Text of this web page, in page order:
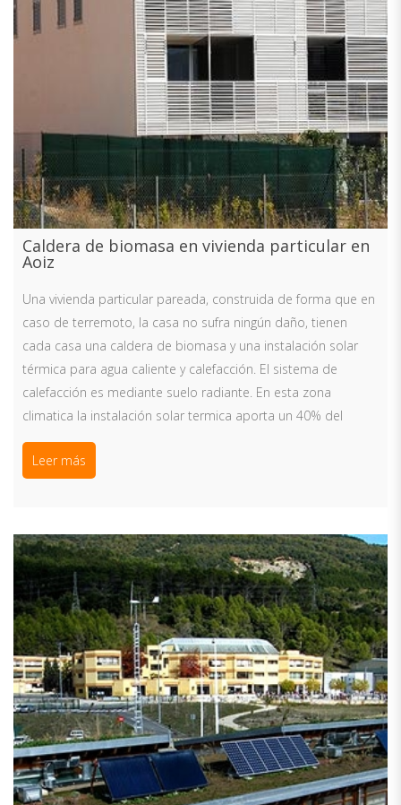
Caldera de biomasa en vivienda particular en
Aoiz
Una vivienda particular pareada, construida de forma que en
caso de terremoto, la casa no sufra ningún daño, tienen
cada casa una caldera de biomasa y una instalación solar
térmica para agua caliente y calefacción. El sistema de
calefacción es mediante suelo radiante. En esta zona
climatica la instalación solar termica aporta un 40% del
Leer más